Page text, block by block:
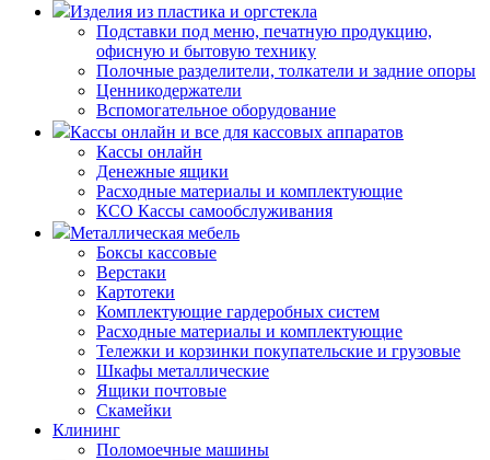
Изделия из пластика и оргстекла
Подставки под меню, печатную продукцию,
офисную и бытовую технику
Полочные разделители, толкатели и задние опоры
Ценникодержатели
Вспомогательное оборудование
Кассы онлайн и все для кассовых аппаратов
Кассы онлайн
Денежные ящики
Расходные материалы и комплектующие
КСО Кассы самообслуживания
Металлическая мебель
Боксы кассовые
Верстаки
Картотеки
Комплектующие гардеробных систем
Расходные материалы и комплектующие
Тележки и корзинки покупательские и грузовые
Шкафы металлические
Ящики почтовые
Скамейки
Клининг
Поломоечные машины